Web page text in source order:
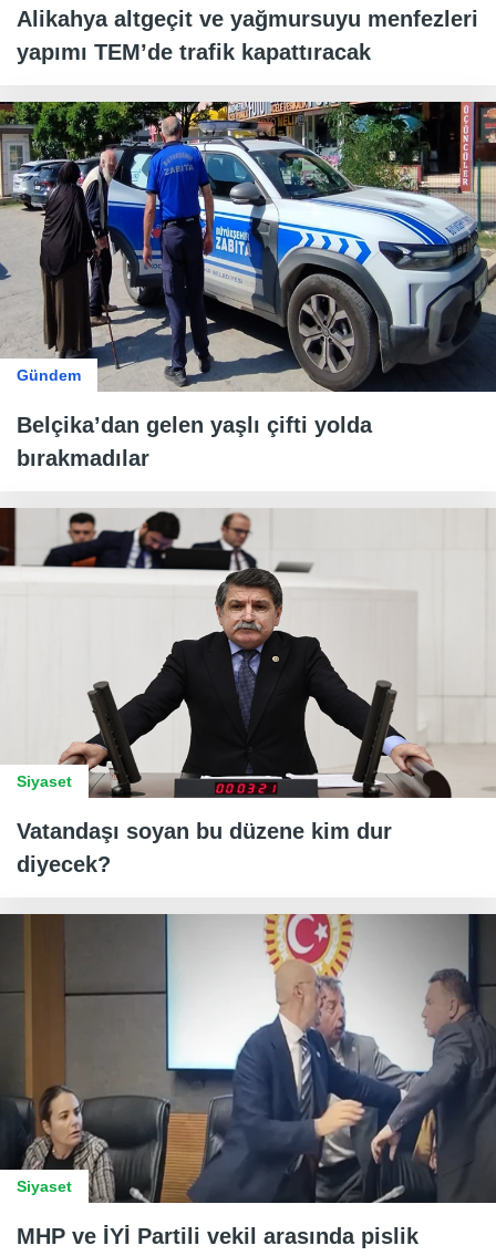
Alikahya altgeçit ve yağmursuyu menfezleri
yapımı TEM’de trafik kapattıracak
Gündem
Belçika’dan gelen yaşlı çifti yolda
bırakmadılar
Siyaset
Vatandaşı soyan bu düzene kim dur
diyecek?
Siyaset
MHP ve İYİ Partili vekil arasında pislik